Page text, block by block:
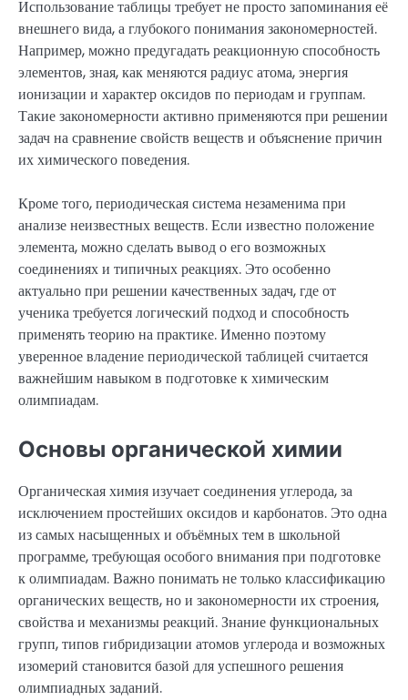
Использование таблицы требует не просто запоминания её
внешнего вида, а глубокого понимания закономерностей.
Например, можно предугадать реакционную способность
элементов, зная, как меняются радиус атома, энергия
ионизации и характер оксидов по периодам и группам.
Такие закономерности активно применяются при решении
задач на сравнение свойств веществ и объяснение причин
их химического поведения.
Кроме того, периодическая система незаменима при
анализе неизвестных веществ. Если известно положение
элемента, можно сделать вывод о его возможных
соединениях и типичных реакциях. Это особенно
актуально при решении качественных задач, где от
ученика требуется логический подход и способность
применять теорию на практике. Именно поэтому
уверенное владение периодической таблицей считается
важнейшим навыком в подготовке к химическим
олимпиадам.
Основы органической химии
Органическая химия изучает соединения углерода, за
исключением простейших оксидов и карбонатов. Это одна
из самых насыщенных и объёмных тем в школьной
программе, требующая особого внимания при подготовке
к олимпиадам. Важно понимать не только классификацию
органических веществ, но и закономерности их строения,
свойства и механизмы реакций. Знание функциональных
групп, типов гибридизации атомов углерода и возможных
изомерий становится базой для успешного решения
олимпиадных заданий.